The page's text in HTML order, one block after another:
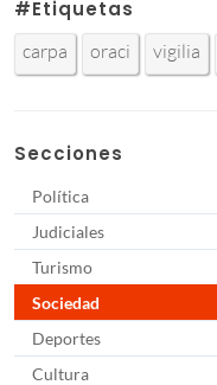
#Etiquetas
carpa oraci vigilia
Secciones
Política
Judiciales
Turismo
Sociedad
Deportes
Cultura